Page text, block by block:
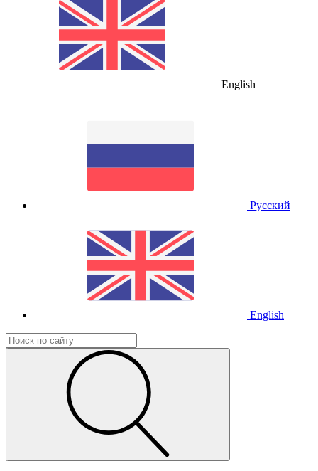
English
Русский
English